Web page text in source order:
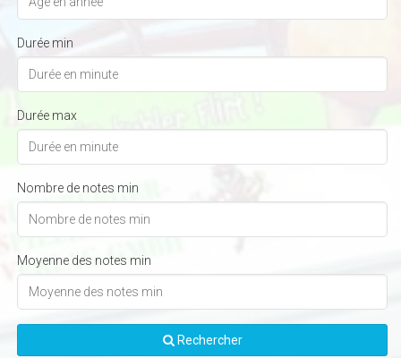
Durée min
Durée max
Nombre de notes min
Moyenne des notes min
Rechercher